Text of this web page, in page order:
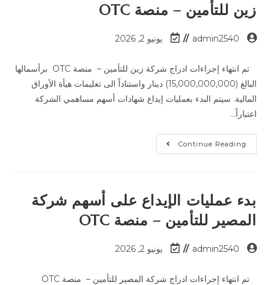
زين للتأمين – منصة OTC
admin2540 يونيو 2, 2026
تم انتهاء إجراءات ادراج شركة زين للتأمين – منصة OTC برأسمالها
البالغ (15,000,000,000) دينار واستناداً الى تعليمات هيأة الأوراق
المالية. سيتم البدء بعمليات إيداع شهادات أسهم مساهمي الشركة
اعتباراً…
Continue Reading
بدء عمليات الإيداع على أسهم شركة
المصير للتأمين – منصة OTC
admin2540 يونيو 2, 2026
تم انتهاء إجراءات ادراج شركة المصير للتأمين – منصة OTC